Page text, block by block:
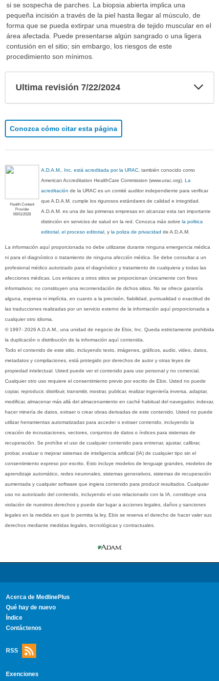
si se sospecha de parches. La biopsia abierta implica una
pequeña incisión a través de la piel hasta llegar al músculo, de
forma que se pueda extirpar una muestra de tejido muscular en el
área afectada. Puede presentarse algún sangrado o una ligera
contusión en el sitio; sin embargo, los riesgos de este
procedimiento son mínimos.
Ultima revisión 7/22/2024
Conozca cómo citar esta página
Health Content
Provider
06/01/2028
A.D.A.M., Inc. está acreditada por la URAC , también conocido como
American Accreditation HealthCare Commission (www.urac.org).La
acreditación de la URAC es un comité auditor independiente para verificar
que A.D.A.M. cumple los rigurosos estándares de calidad e integridad.
A.D.A.M. es una de las primeras empresas en alcanzar esta tan importante
distinción en servicios de salud en la red. Conozca más sobrela politica
editorial, el proceso editorial , yla poliza de privacidad de A.D.A.M.
La información aquí proporcionada no debe utilizarse durante ninguna emergencia médica
ni para el diagnóstico o tratamiento de ninguna afección médica. Se debe consultar a un
profesional médico autorizado para el diagnóstico y tratamiento de cualquiera y todas las
afecciones médicas. Los enlaces a otros sitios se proporcionan únicamente con fines
informativos; no constituyen una recomendación de dichos sitios. No se ofrece garantía
alguna, expresa ni implícita, en cuanto a la precisión, fiabilidad, puntualidad o exactitud de
las traducciones realizadas por un servicio externo de la información aquí proporcionada a
cualquier otro idioma.
© 1997- 2026 A.D.A.M., una unidad de negocio de Ebix, Inc. Queda estrictamente prohibida
la duplicación o distribución de la información aquí contenida.
Todo el contenido de este sitio, incluyendo texto, imágenes, gráficos, audio, video, datos,
metadatos y compilaciones, está protegido por derechos de autor y otras leyes de
propiedad intelectual. Usted puede ver el contenido para uso personal y no comercial.
Cualquier otro uso requiere el consentimiento previo por escrito de Ebix. Usted no puede
copiar, reproducir, distribuir, transmitir, mostrar, publicar, realizar ingeniería inversa, adaptar,
modificar, almacenar más allá del almacenamiento en caché habitual del navegador, indexar,
hacer minería de datos, extraer o crear obras derivadas de este contenido. Usted no puede
utilizar herramientas automatizadas para acceder o extraer contenido, incluyendo la
creación de incrustaciones, vectores, conjuntos de datos o índices para sistemas de
recuperación. Se prohíbe el uso de cualquier contenido para entrenar, ajustar, calibrar,
probar, evaluar o mejorar sistemas de inteligencia artificial (IA) de cualquier tipo sin el
consentimiento expreso por escrito. Esto incluye modelos de lenguaje grandes, modelos de
aprendizaje automático, redes neuronales, sistemas generativos, sistemas de recuperación
aumentada y cualquier software que ingiera contenido para producir resultados. Cualquier
uso no autorizado del contenido, incluyendo el uso relacionado con la IA, constituye una
violación de nuestros derechos y puede dar lugar a acciones legales, daños y sanciones
legales en la medida en que lo permita la ley. Ebix se reserva el derecho de hacer valer sus
derechos mediante medidas legales, tecnológicas y contractuales.
Acerca de MedlinePlus
Qué hay de nuevo
Índice
Contáctenos
RSS
Exenciones